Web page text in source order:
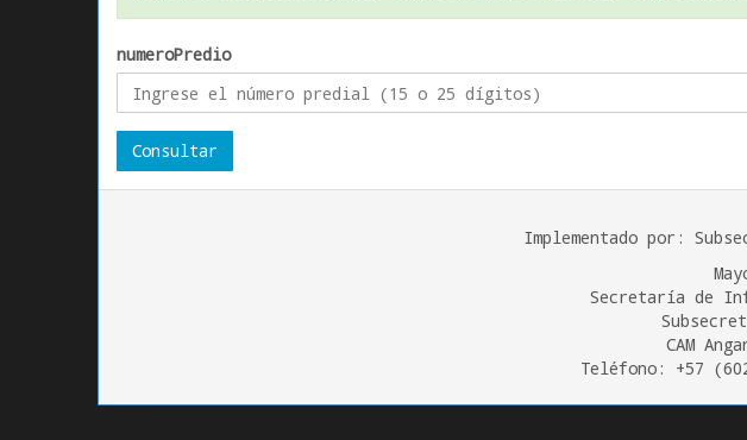
numeroPredio
Implementado por:
Secretaría de
CAM
Teléfono: +57